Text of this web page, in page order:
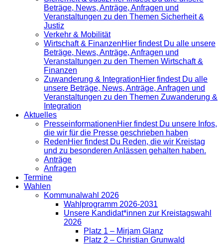
Beträge, News, Anträge, Anfragen und
Veranstaltungen zu den Themen Sicherheit &
Justiz
Verkehr & Mobilität
Wirtschaft & FinanzenHier findest Du alle unsere
Beträge, News, Anträge, Anfragen und
Veranstaltungen zu den Themen Wirtschaft &
Finanzen
Zuwanderung & IntegrationHier findest Du alle
unsere Beträge, News, Anträge, Anfragen und
Veranstaltungen zu den Themen Zuwanderung &
Integration
Aktuelles
Presse­informationenHier findest Du unsere Infos,
die wir für die Presse geschrieben haben
RedenHier findest Du Reden, die wir Kreistag
und zu besonderen Anlässen gehalten haben.
Anträge
Anfragen
Termine
Wahlen
Kommunalwahl 2026
Wahlprogramm 2026-2031
Unsere Kandidat*innen zur Kreistagswahl
2026
Platz 1 – Mirjam Glanz
Platz 2 – Christian Grunwald